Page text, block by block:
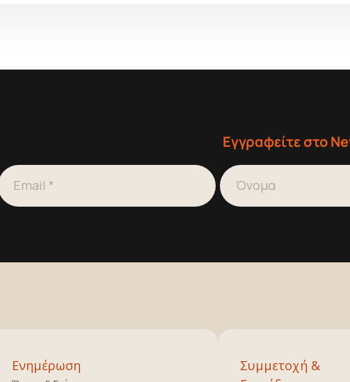
Εγγραφείτε στο
Ενημέρωση
Συμμετοχή &